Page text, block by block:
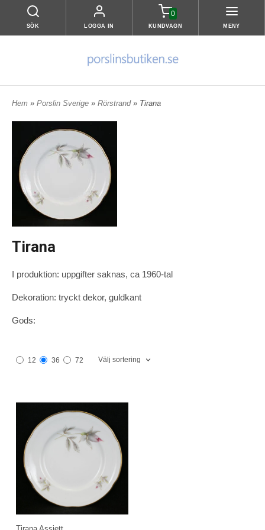
SÖK LOGGA IN
0
KUNDVAGN MENY
Hem » Porslin Sverige » Rörstrand » Tirana
Tirana
I produktion: uppgifter saknas, ca 1960-tal
Dekoration: tryckt dekor, guldkant
Gods:
12 36 72 Välj sortering